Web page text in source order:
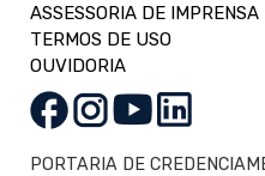
ASSESSORIA DE IMPRENSA
TERMOS DE USO
OUVIDORIA
PORTARIA DE